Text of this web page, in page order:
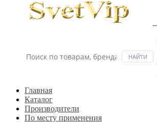
Главная
Каталог
Производители
По месту применения